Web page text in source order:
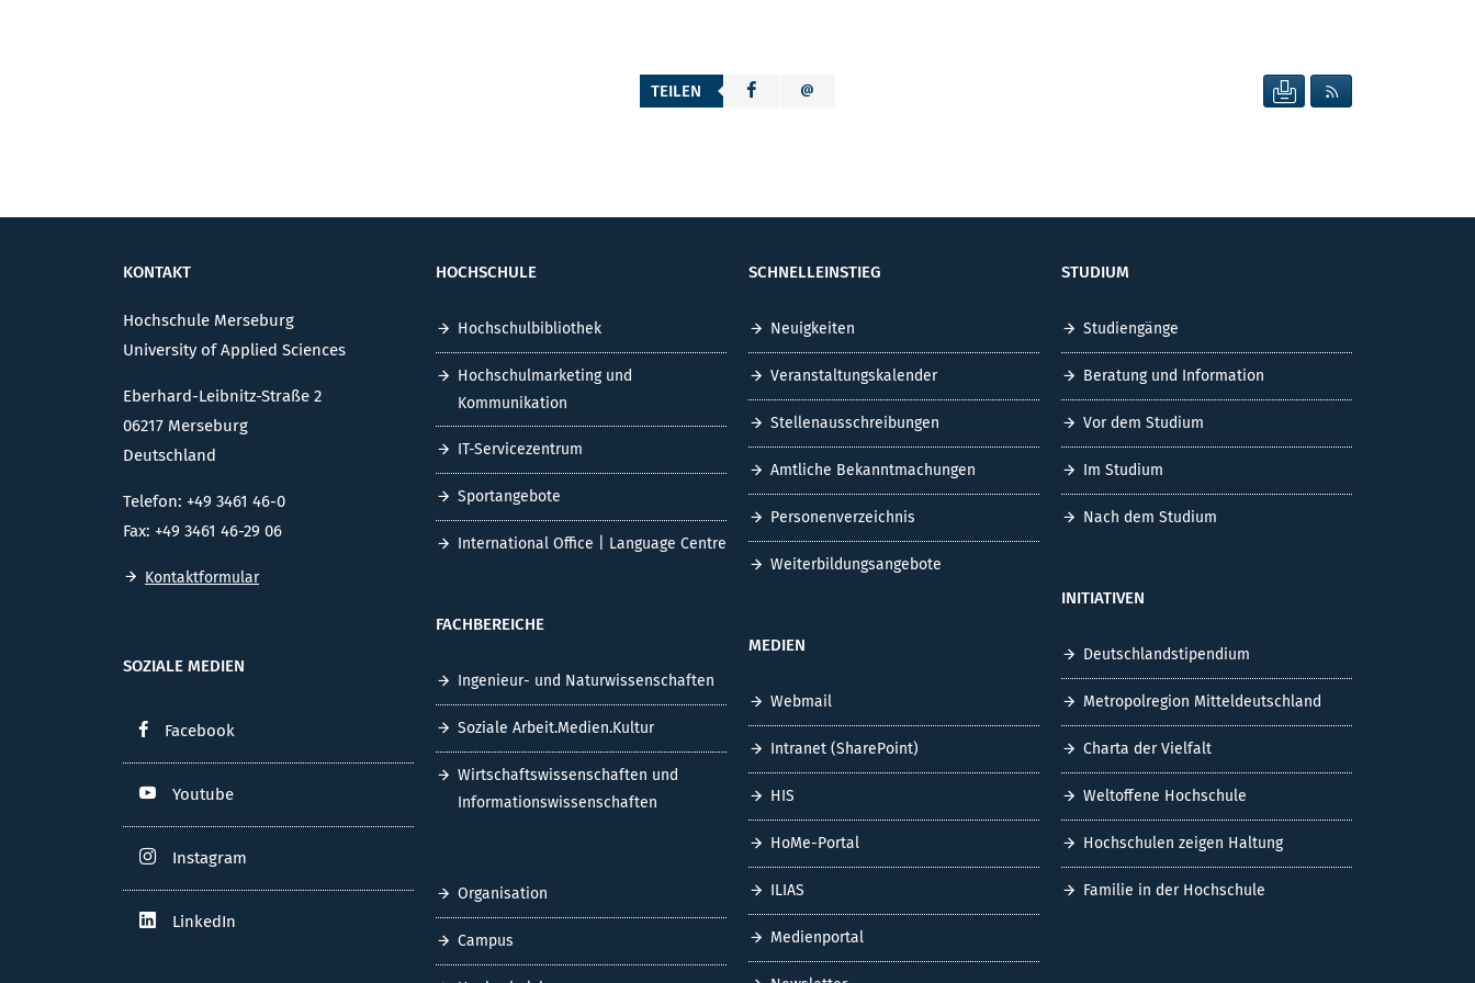
TEILEN SEITE DRUCKEN
KONTAKT
Hochschule Merseburg
University of Applied Sciences
Eberhard-Leibnitz-Straße 2
06217 Merseburg
Deutschland
Telefon: +49 3461 46-0
Fax: +49 3461 46-29 06
Kontaktformular
SOZIALE MEDIEN
Facebook
Youtube
Instagram
LinkedIn
HOCHSCHULE
Hochschulbibliothek
Hochschulmarketing und
Kommunikation
IT-Servicezentrum
Sportangebote
International Office | Language Centre
FACHBEREICHE
Ingenieur- und Naturwissenschaften
Soziale Arbeit.Medien.Kultur
Wirtschaftswissenschaften und
Informationswissenschaften
Organisation
Campus
SCHNELLEINSTIEG
Neuigkeiten
Veranstaltungskalender
Stellenausschreibungen
Amtliche Bekanntmachungen
Personenverzeichnis
Weiterbildungsangebote
MEDIEN
Webmail
Intranet (SharePoint)
HIS
HoMe-Portal
ILIAS
Medienportal
STUDIUM
Studiengänge
Beratung und Information
Vor dem Studium
Im Studium
Nach dem Studium
INITIATIVEN
Deutschlandstipendium
Metropolregion Mitteldeutschland
Charta der Vielfalt
Weltoffene Hochschule
Hochschulen zeigen Haltung
Familie in der Hochschule